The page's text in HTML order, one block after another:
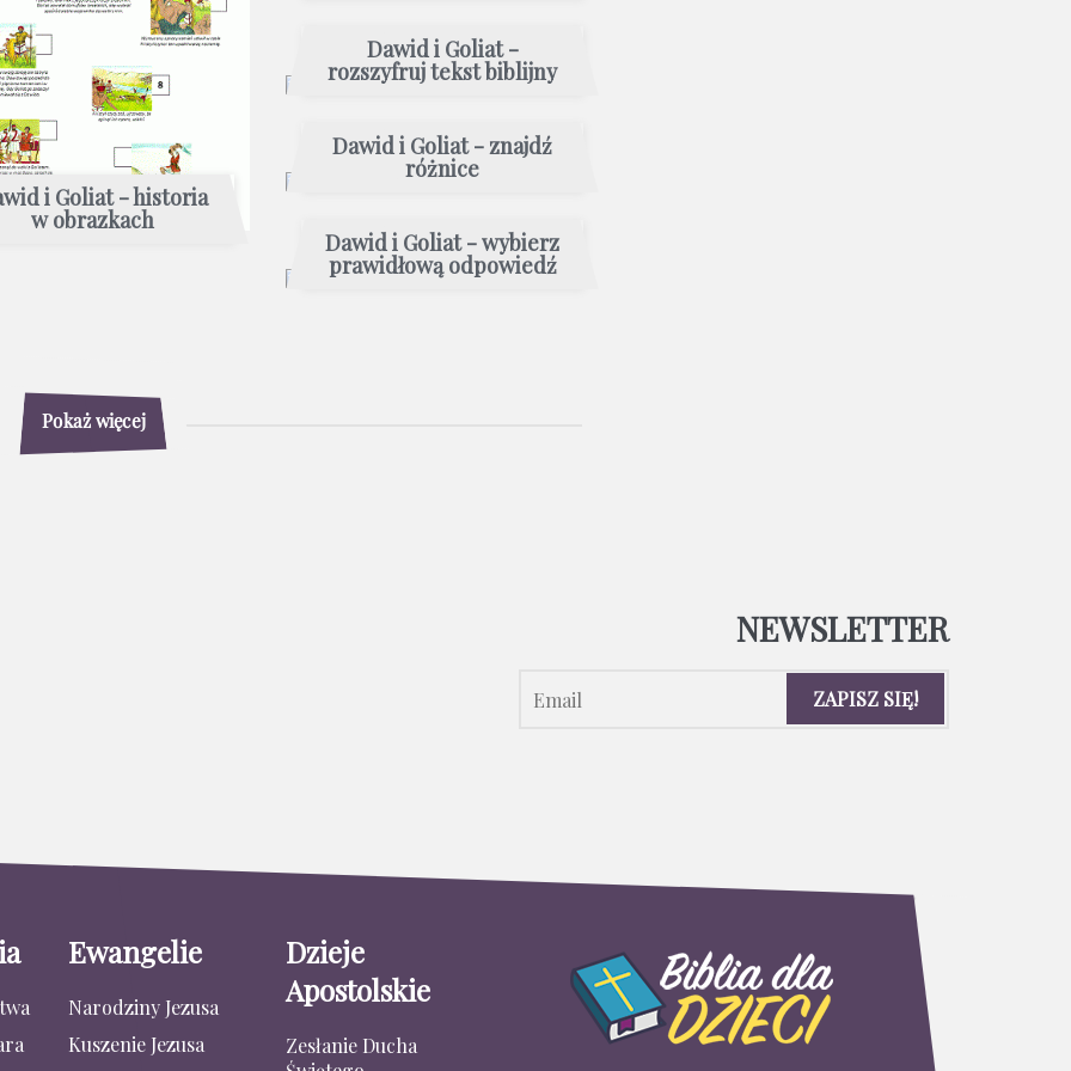
i Goliat - historia
w obrazkach
Dawid i Goliat -
rozszyfruj tekst biblijny
Dawid i Goliat - znajdź
różnice
Dawid i Goliat - wybierz
prawidłową odpowiedź
Pokaż więcej
NEWSLETTER
Ewangelie
Narodziny Jezusa
Kuszenie Jezusa
Dzieje
Apostolskie
Zesłanie Ducha